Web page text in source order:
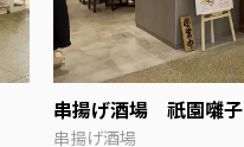
串揚げ酒場 祇園囃子
串揚げ酒場